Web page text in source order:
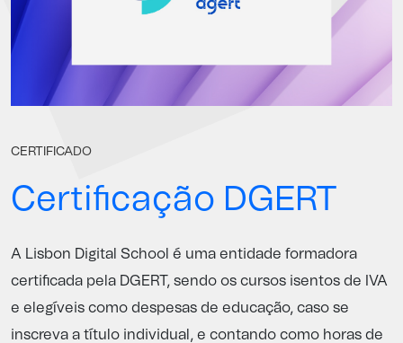
CERTIFICADO
Certificação DGERT
A Lisbon Digital School é uma entidade formadora
certificada pela DGERT, sendo os cursos isentos de IVA
e elegíveis como despesas de educação, caso se
inscreva a título individual, e contando como horas de